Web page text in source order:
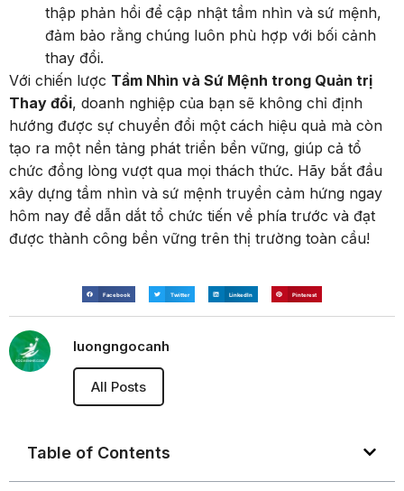
thập phản hồi để cập nhật tầm nhìn và sứ mệnh,
đảm bảo rằng chúng luôn phù hợp với bối cảnh
thay đổi.
Với chiến lược Tầm Nhìn và Sứ Mệnh trong Quản trị
Thay đổi, doanh nghiệp của bạn sẽ không chỉ định
hướng được sự chuyển đổi một cách hiệu quả mà còn
tạo ra một nền tảng phát triển bền vững, giúp cả tổ
chức đồng lòng vượt qua mọi thách thức. Hãy bắt đầu
xây dựng tầm nhìn và sứ mệnh truyền cảm hứng ngay
hôm nay để dẫn dắt tổ chức tiến về phía trước và đạt
được thành công bền vững trên thị trường toàn cầu!
Facebook Twitter LinkedIn Pinterest
luongngocanh
All Posts
Table of Contents